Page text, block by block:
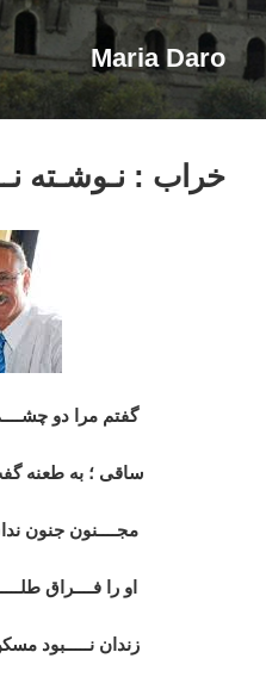
Maria Daro
خراب : نـوشـته
گفتم مرا دو
ساقی ؛ به طعنه
مجــــنون جنون
او را فــــراق
زندان نـــــبود